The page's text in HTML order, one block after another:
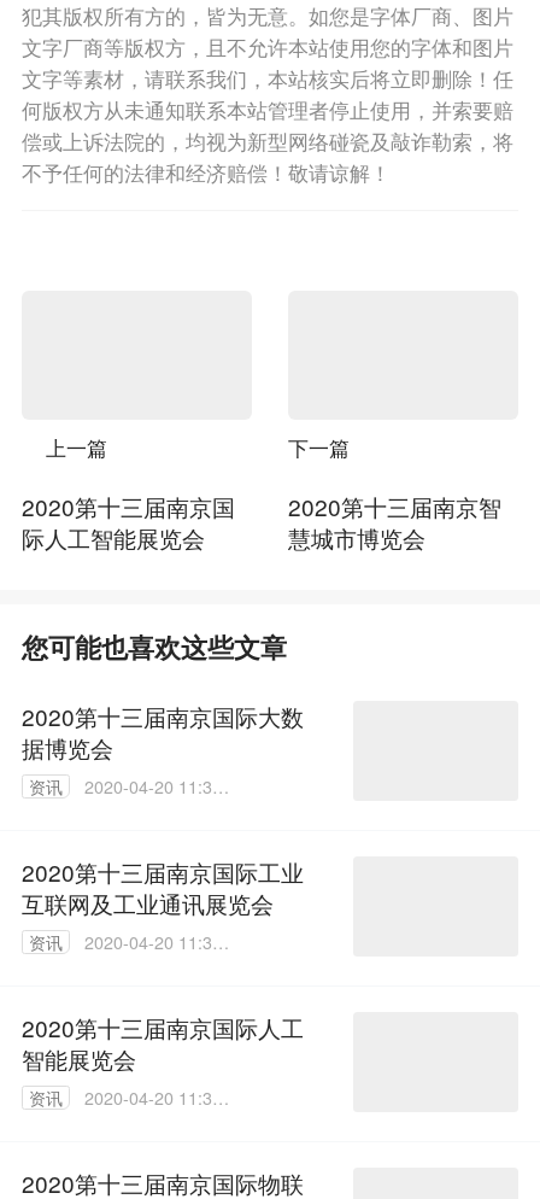
犯其版权所有方的，皆为无意。如您是字体厂商、图片
文字厂商等版权方，且不允许本站使用您的字体和图片
文字等素材，请联系我们，本站核实后将立即删除！任
何版权方从未通知联系本站管理者停止使用，并索要赔
偿或上诉法院的，均视为新型网络碰瓷及敲诈勒索，将
不予任何的法律和经济赔偿！敬请谅解！
上一篇
2020第十三届南京国
际人工智能展览会
下一篇
2020第十三届南京智
慧城市博览会
您可能也喜欢这些文章
2020第十三届南京国际大数
据博览会
资讯
2020-04-20 11:36:
2020第十三届南京国际工业
互联网及工业通讯展览会
资讯
2020-04-20 11:38:
2020第十三届南京国际人工
智能展览会
资讯
2020-04-20 11:39:
2020第十三届南京国际物联